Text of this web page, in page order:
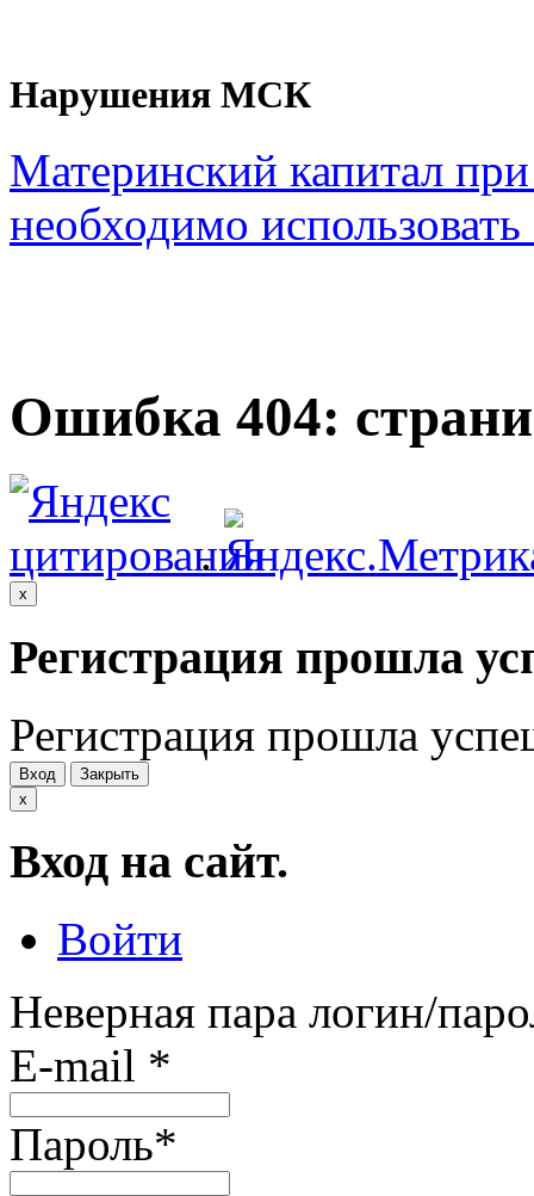
Нарушения МСК
Материнский капитал
необходимо использовать
Ошибка 404:
.
x
Регистрация прошла
Регистрация прошла
Вход
Закрыть
x
Вход на сайт.
Войти
Неверная пара логин/
E-mail *
Пароль*